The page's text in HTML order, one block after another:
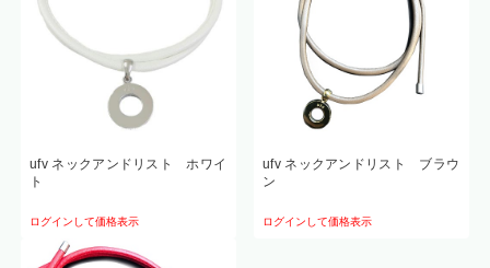
ufv ネックアンドリスト ホワイ
ト
ログインして価格表示
ufv ネックアンドリスト ブラウ
ン
ログインして価格表示